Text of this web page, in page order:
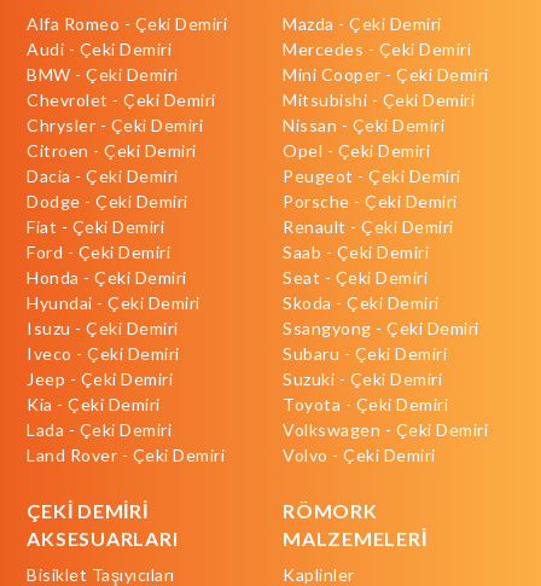
Alfa Romeo - Çeki Demiri
Audi - Çeki Demiri
BMW - Çeki Demiri
Chevrolet - Çeki Demiri
Chrysler - Çeki Demiri
Citroen - Çeki Demiri
Dacia - Çeki Demiri
Dodge - Çeki Demiri
Fiat - Çeki Demiri
Ford - Çeki Demiri
Honda - Çeki Demiri
Hyundai - Çeki Demiri
Isuzu - Çeki Demiri
Iveco - Çeki Demiri
Jeep - Çeki Demiri
Kia - Çeki Demiri
Lada - Çeki Demiri
Land Rover - Çeki Demiri
Mazda - Çeki Demiri
Mercedes - Çeki Demiri
Mini Cooper - Çeki Demiri
Mitsubishi - Çeki Demiri
Nissan - Çeki Demiri
Opel - Çeki Demiri
Peugeot - Çeki Demiri
Porsche - Çeki Demiri
Renault - Çeki Demiri
Saab - Çeki Demiri
Seat - Çeki Demiri
Skoda - Çeki Demiri
Ssangyong - Çeki Demiri
Subaru - Çeki Demiri
Suzuki - Çeki Demiri
Toyota - Çeki Demiri
Volkswagen - Çeki Demiri
Volvo - Çeki Demiri
ÇEKİ DEMİRİ
AKSESUARLARI
Bisiklet Taşıyıcıları
RÖMORK
MALZEMELERİ
Kaplinler